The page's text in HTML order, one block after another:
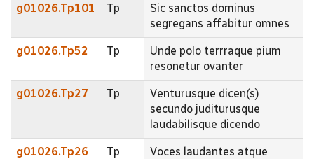
g01026.Tp101 Tp
Sic sanctos dominus
segregans affabitur omnes
g01026.Tp52 Tp
Unde polo terrraque pium
resonetur ovanter
g01026.Tp27 Tp
Venturusque dicen(s)
secundo juditurusque
laudabilisque dicendo
g01026.Tp26 Tp
Voces laudantes atque